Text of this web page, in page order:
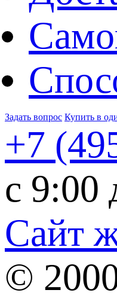
Задать вопрос Купить в
+7
c 9:00
Сайт
©